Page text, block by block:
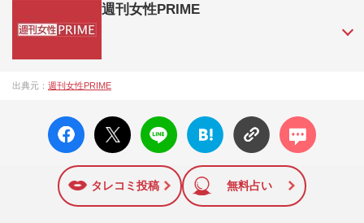
週刊女性PRIME
成27年）1月に開設された主婦と生活社が運営する日本のニュ
陣の執筆記事を配信するほか、女性週刊誌『週刊女性』の誌
面に掲載された記事から、インターネット利用者層にとって
特に関心の高い題材の記事を、WEB向けにリライトして配信
しています！
出典元： 週刊女性PRIME
facebo
ok い
X ポス
ト
LINE
はてな
ブック
に追加
コメン
ト
タレコミ投稿 無料占い